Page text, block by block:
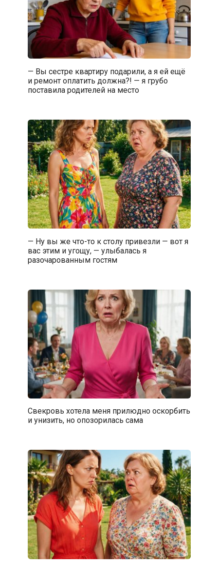
— Вы сестре квартиру подарили, а я ей ещё
и ремонт оплатить должна?! — я грубо
поставила родителей на место
— Ну вы же что-то к столу привезли — вот я
вас этим и угощу, — улыбалась я
разочарованным гостям
Свекровь хотела меня прилюдно оскорбить
и унизить, но опозорилась сама